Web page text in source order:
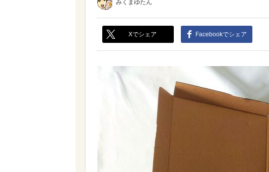
みくまゆたん
Xでシェア Facebookでシェア